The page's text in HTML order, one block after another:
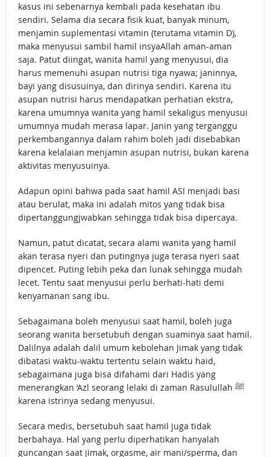
kasus ini sebenarnya kembali pada kesehatan ibu
sendiri. Selama dia secara fisik kuat, banyak minum,
menjamin suplementasi vitamin (terutama vitamin D),
maka menyusui sambil hamil insyaAllah aman-aman
saja. Patut diingat, wanita hamil yang menyusui, dia
harus memenuhi asupan nutrisi tiga nyawa; janinnya,
bayi yang disusuinya, dan dirinya sendiri. Karena itu
asupan nutrisi harus mendapatkan perhatian ekstra,
karena umumnya wanita yang hamil sekaligus menyusui
umumnya mudah merasa lapar. Janin yang terganggu
perkembangannya dalam rahim boleh jadi disebabkan
karena kelalaian menjamin asupan nutrisi, bukan karena
aktivitas menyusuinya.
Adapun opini bahwa pada saat hamil ASI menjadi basi
atau berulat, maka ini adalah mitos yang tidak bisa
dipertanggungjwabkan sehingga tidak bisa dipercaya.
Namun, patut dicatat, secara alami wanita yang hamil
akan terasa nyeri dan putingnya juga terasa nyeri saat
dipencet. Puting lebih peka dan lunak sehingga mudah
lecet. Tentu saat menyusui perlu berhati-hati demi
kenyamanan sang ibu.
Sebagaimana boleh menyusui saat hamil, boleh juga
seorang wanita bersetubuh dengan suaminya saat hamil.
Dalilnya adalah dalil umum kebolehan Jimak yang tidak
dibatasi waktu-waktu tertentu selain waktu haid,
sebagaimana juga bisa difahami dari Hadis yang
menerangkan ‘Azl seorang lelaki di zaman Rasulullah ﷺ
karena istrinya sedang menyusui.
Secara medis, bersetubuh saat hamil juga tidak
berbahaya. Hal yang perlu diperhatikan hanyalah
guncangan saat jimak, orgasme, air mani/sperma, dan